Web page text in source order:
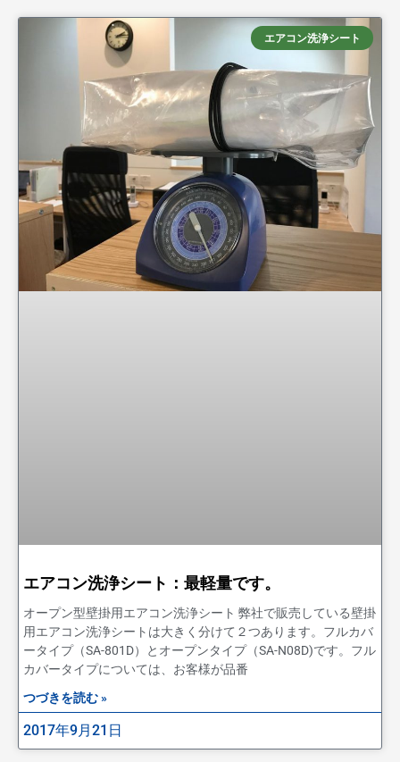
エアコン洗浄シート
エアコン洗浄シート：最軽量です。
オープン型壁掛用エアコン洗浄シート 弊社で販売している壁掛
用エアコン洗浄シートは大きく分けて２つあります。フルカバ
ータイプ（SA-801D）とオープンタイプ（SA-N08D)です。フル
カバータイプについては、お客様が品番
つづきを読む »
2017年9月21日